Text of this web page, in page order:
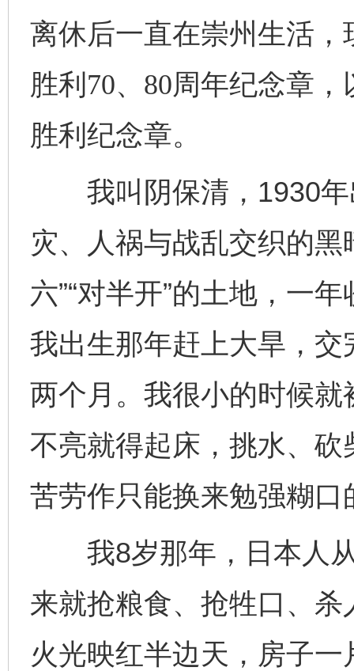
离休后一直在崇州生活
胜利70、80周年纪念章
胜利纪念章。
我叫阴保清，1930年
灾、人祸与战乱交织的
六”“对半开”的土地，一
我出生那年赶上大旱，
两个月。我很小的时候就
不亮就得起床，挑水、
苦劳作只能换来勉强糊
我8岁那年，日本人从
来就抢粮食、抢牲口、
火光映红半边天，房子